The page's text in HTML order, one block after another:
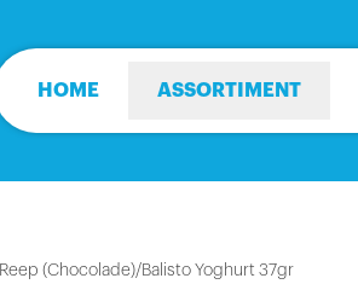
HOME ASSORTIMENT
Reep (Chocolade)/Balisto Yoghurt 37gr